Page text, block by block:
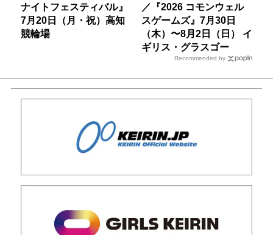
ナイトフェスティバル』
7月20日（月・祝）高知
競輪場
／『2026 コモンウェル
スゲームズ』7月30日
（木）〜8月2日（日） イ
ギリス・グラスゴー
Recommended by